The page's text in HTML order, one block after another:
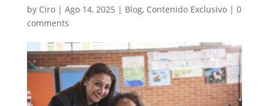
by Ciro| Ago 14, 2025 | Blog, Contenido Exclusivo| 0
comments